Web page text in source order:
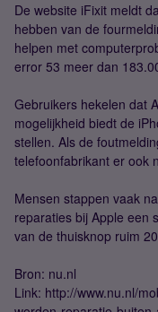
De website iFixit meldt
hebben van de
helpen met
error 53 meer dan
Gebruikers hekelen dat
mogelijkheid biedt de
stellen. Als de
telefoonfabrikant er ook
Mensen stappen vaak
reparaties bij Apple een
van de thuisknop ruim
Bron: nu.nl
Link: http://www.nu.nl/